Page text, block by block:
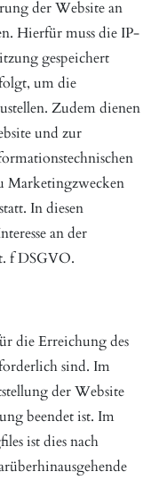
der Website an
Hierfür muss die IP-
gespeichert
um die
Zudem dienen
und zur
Marketingzwecken
In diesen
an der
f DSGVO.
die Erreichung des
sind. Im
der Website
beendet ist. Im
ist dies nach